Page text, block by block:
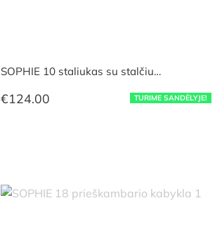
TURIME SANDĖLYJE!
SOPHIE 10 staliukas su stalčiu…
€124.00